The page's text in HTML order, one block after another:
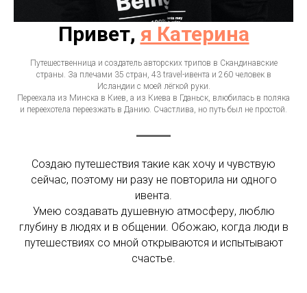
Привет, я Катерина
Путешественница и создатель авторских трипов в Скандинавские
страны. За плечами 35 стран, 43 travel-ивента и 260 человек в
Исландии с моей лёгкой руки.
Переехала из Минска в Киев, а из Киева в Гданьск, влюбилась в поляка
и переехотела переезжать в Данию. Счастлива, но путь был не простой.
Создаю путешествия такие как хочу и чувствую
сейчас, поэтому ни разу не повторила ни одного
ивента.
Умею создавать душевную атмосферу, люблю
глубину в людях и в общении. Обожаю, когда люди в
путешествиях со мной открываются и испытывают
счастье.